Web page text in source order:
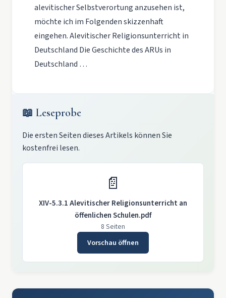
alevitischer Selbstverortung anzusehen ist,
möchte ich im Folgenden skizzenhaft
eingehen. Alevitischer Religionsunterricht in
Deutschland Die Geschichte des ARUs in
Deutschland …
📖 Leseprobe
Die ersten Seiten dieses Artikels können Sie
kostenfrei lesen.
📄
XIV-5.3.1 Alevitischer Religionsunterricht an
öffenlichen Schulen.pdf
8 Seiten
Vorschau öffnen